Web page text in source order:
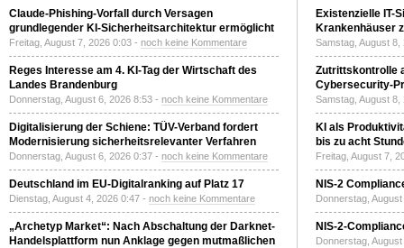
Claude-Phishing-Vorfall durch Versagen
grundlegender KI-Sicherheitsarchitektur ermöglicht
Freitag, August 7, 2026 0:03 - noch keine Kommentare
Reges Interesse am 4. KI-Tag der Wirtschaft des
Landes Brandenburg
Donnerstag, August 6, 2026 8:53 - noch keine Kommentare
Digitalisierung der Schiene: TÜV-Verband fordert
Modernisierung sicherheitsrelevanter Verfahren
Donnerstag, August 6, 2026 0:37 - noch keine Kommentare
Deutschland im EU-Digitalranking auf Platz 17
Dienstag, August 4, 2026 0:47 - noch keine Kommentare
„Archetyp Market“: Nach Abschaltung der Darknet-
Handelsplattform nun Anklage gegen mutmaßlichen
Existenzielle IT-
Krankenhäuser
Samstag, August
Zutrittskontrolle
Cybersecurity-
Samstag, August
KI als
bis zu acht
Freitag, August 7,
NIS-2
Donnerstag,
NIS-2-
Donnerstag,